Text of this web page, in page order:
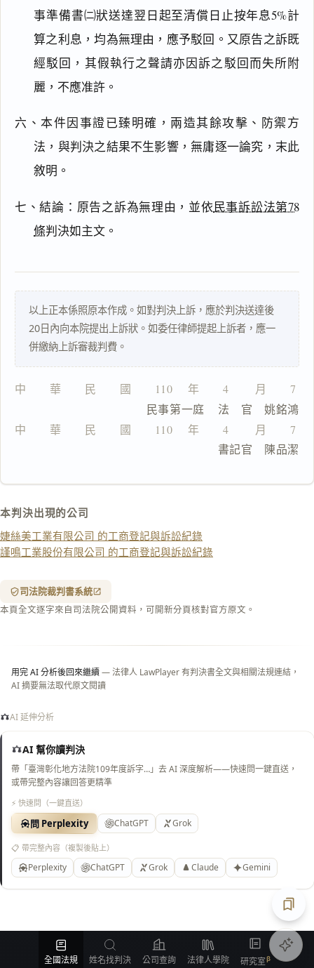
事準備書㈡狀送達翌日起至清償日止按年息5%計
算之利息，均為無理由，應予駁回。又原告之訴既
經駁回，其假執行之聲請亦因訴之駁回而失所附
麗，不應准許。
六、本件因事證已臻明確，兩造其餘攻擊、防禦方
法，與判決之結果不生影響，無庸逐一論究，末此
敘明。
七、結論：原告之訴為無理由，並依民事訴訟法第78
條判決如主文。
以上正本係照原本作成。如對判決上訴，應於判決送達後
20日內向本院提出上訴狀。如委任律師提起上訴者，應一
併繳納上訴審裁判費。
中　　華　　民　　國　　110 　年　　4 　　月　　7
                  民事第一庭    法　官　姚銘鴻
中　　華　　民　　國　　110 　年　　4 　　月　　7
                                書記官　陳品潔
本判決出現的公司
婕絲美工業有限公司 的工商登記與訴訟紀錄
謹鳴工業股份有限公司 的工商登記與訴訟紀錄
司法院裁判書系統
本頁全文逐字來自司法院公開資料，可開新分頁核對官方原文。
用完 AI 分析後回來繼續— 法律人 LawPlayer 有判決書全文與相關法規連結，
AI 摘要無法取代原文閱讀
AI 延伸分析
AI 幫你讀判決
帶「臺灣彰化地方法院109年度訴字…」去 AI 深度解析——快速問一鍵直送，
或帶完整內容讓回答更精準
⚡ 快速問（一鍵直送）
問 Perplexity ChatGPT Grok
📋 帶完整內容（複製後貼上）
Perplexity ChatGPT Grok Claude Gemini
事
由
鍵
複
全
文
複製給 AI
去換行複製
匯出 PDF
精美列印
匯
全國法規 姓名找判決 公司查詢 法律人學院 研究室